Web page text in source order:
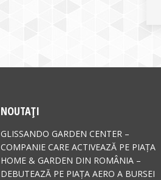
NOUTAȚI
GLISSANDO GARDEN CENTER –
COMPANIE CARE ACTIVEAZĂ PE PIAȚA
HOME & GARDEN DIN ROMÂNIA –
DEBUTEAZĂ PE PIAȚA AERO A BURSEI